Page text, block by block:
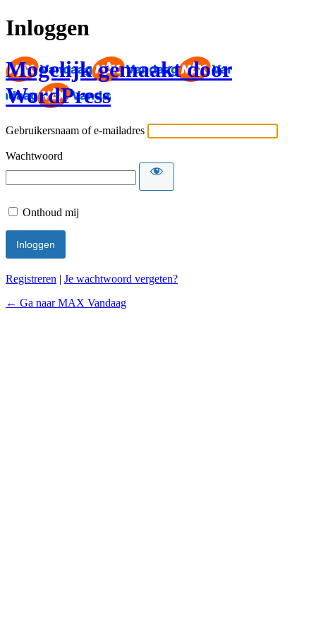
Inloggen
Mogelijk gemaakt door
WordPress
Gebruikersnaam of e-mailadres
Wachtwoord
Onthoud mij
Registreren | Je wachtwoord vergeten?
← Ga naar MAX Vandaag